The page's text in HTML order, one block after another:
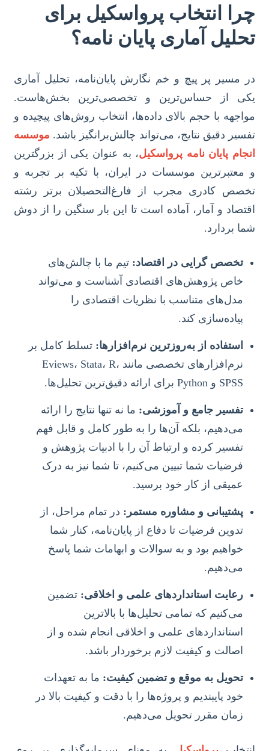
چرا انتخاب پرواسکیل برای
تحلیل آماری پایان نامه؟
در مسیر پر پیچ و خم نگارش پایان‌نامه، تحلیل آماری
یکی از حساس‌ترین و تخصصی‌ترین بخش‌هاست.
مواجهه با حجم بالای داده‌ها، انتخاب روش‌های پیچیده و
تفسیر دقیق نتایج، می‌تواند چالش‌برانگیز باشد. موسسه
انجام پایان نامه پرواسکیل، به عنوان یکی از بزرگترین
و معتبرترین موسسات در ایران، با تکیه بر تجربه و
تخصص کادری مجرب از فارغ‌التحصیلان برتر رشته
اقتصاد و آمار، آماده است تا این بار سنگین را از دوش
شما بردارد.
تخصص گرایی در اقتصاد: تیم ما با چالش‌های
خاص پژوهش‌های اقتصادی آشناست و می‌تواند
مدل‌های متناسب با نظریات اقتصادی را
پیاده‌سازی کند.
استفاده از به‌روزترین نرم‌افزارها: تسلط کامل بر
نرم‌افزارهای تخصصی مانند Eviews، Stata، R،
SPSS و Python برای ارائه دقیق‌ترین تحلیل‌ها.
تفسیر جامع و آموزشی: ما نه تنها نتایج را ارائه
می‌دهیم، بلکه آن‌ها را به طور کامل و قابل فهم
تفسیر کرده و ارتباط آن را با ادبیات پژوهش و
فرضیات شما تبیین می‌کنیم، تا شما نیز به درک
عمیقی از کار خود برسید.
پشتیبانی و مشاوره مستمر: در تمام مراحل، از
تدوین فرضیات تا دفاع از پایان‌نامه، کنار شما
خواهیم بود و به سوالات و ابهامات شما پاسخ
می‌دهیم.
رعایت استانداردهای علمی و اخلاقی: تضمین
می‌کنیم که تمامی تحلیل‌ها با بالاترین
استانداردهای علمی و اخلاقی انجام شده و از
اصالت و کیفیت لازم برخوردار باشد.
تحویل به موقع و تضمین کیفیت: ما به تعهدات
خود پایبندیم و پروژه‌ها را با دقت و کیفیت بالا در
زمان مقرر تحویل می‌دهیم.